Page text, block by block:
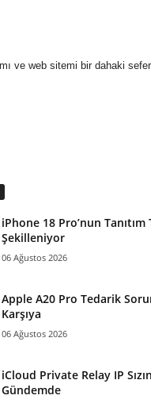
ve web sitemi bir dahaki
iPhone 18 Pro’nun Tanıtım
Şekilleniyor
06 Ağustos 2026
Apple A20 Pro Tedarik
Karşıya
06 Ağustos 2026
iCloud Private Relay IP
Gündemde